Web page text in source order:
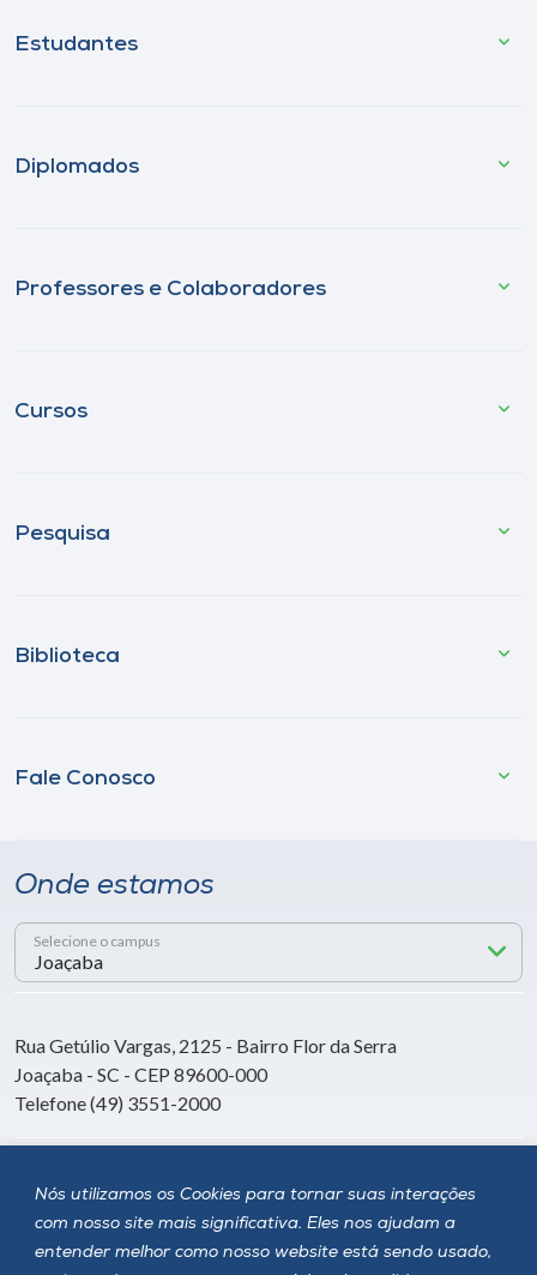
Nós utilizamos os Cookies para tornar suas interações
com nosso site mais significativa. Eles nos ajudam a
entender melhor como nosso website está sendo usado,
Estudantes
Diplomados
Professores e Colaboradores
Cursos
Pesquisa
Biblioteca
Fale Conosco
Onde estamos
Selecione o campus
Rua Getúlio Vargas, 2125 - Bairro Flor da Serra
Joaçaba - SC - CEP 89600-000
Telefone (49) 3551-2000
Siga a Unoesc